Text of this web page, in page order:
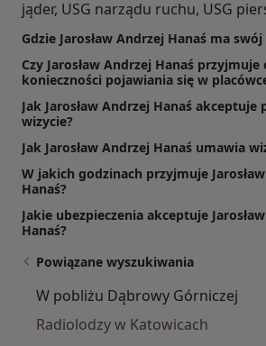
jąder, USG narządu ruchu, USG
Gdzie Jarosław Andrzej Hanaś ma
Czy Jarosław Andrzej Hanaś przyjmuje
konieczności pojawiania się w
Jak Jarosław Andrzej Hanaś akceptuje
wizycie?
Jak Jarosław Andrzej Hanaś umawia
W jakich godzinach przyjmuje
Hanaś?
Jakie ubezpieczenia akceptuje
Hanaś?
Powiązane wyszukiwania
W pobliżu Dąbrowy Górniczej
Radiolodzy w Katowicach